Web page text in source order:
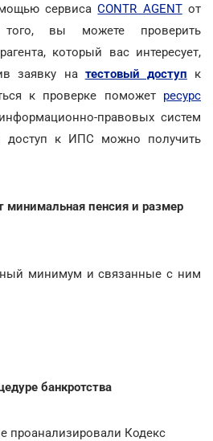
сервисаCONTR AGENTот
вы можете проверить
который вас интересует,
заявку на тестовый доступ к
к проверке поможет ресурс
правовых систем
доступ к ИПС можно получить
минимальная пенсия и размер
минимум и связанные с ним
банкротства
проанализировали Кодекс